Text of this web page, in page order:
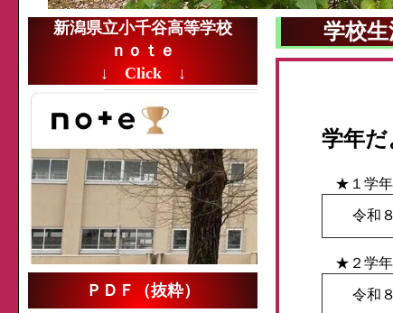
新潟県立小千谷高等学校
ｎｏｔｅ
↓ Click ↓
ＰＤＦ（抜粋）
学校生
学年だ
★１学
令和
★２学
令和